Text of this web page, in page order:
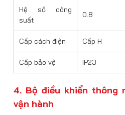
Hệ số công
suất
0.8
Cấp cách điện Cấp H
Cấp bảo vệ IP23
4. Bộ điều khiển thông
vận hành